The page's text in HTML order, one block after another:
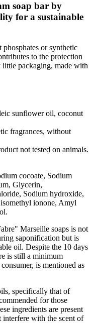
soap bar by
for a sustainable
or synthetic
to the protection
packaging, made with
sunflower oil, coconut
fragrances, without
not tested on animals.
cocoate, Sodium
Glycerin,
Sodium hydroxide,
ionone, Amyl
Marseille soaps is not
saponification but is
oil. Despite the 10 days
is still a minimum
is mentioned as
specifically that of
for those
ingredients are present
interfere with the scent of